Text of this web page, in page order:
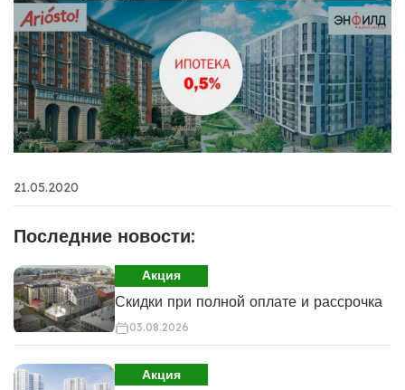
21.05.2020
Последние новости:
Акция
Скидки при полной оплате и рассрочка
03.08.2026
Акция